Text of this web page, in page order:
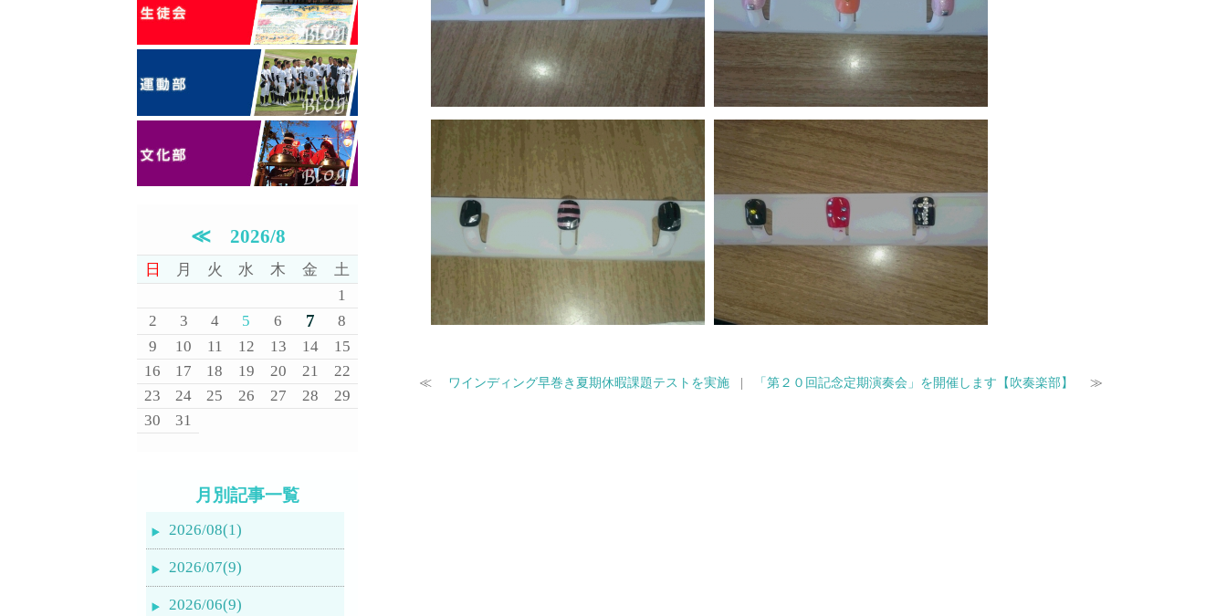
≪ ワインディング早巻き夏期休暇課題テストを実施| 「第２０回記念定期演奏会」を開催します【吹奏楽部】 ≫
≪2026/8
日 月 火 水 木 金
土
1
2
3 4 5 6 7
8
9
10 11 12 13 14
15
16
17 18 19 20 21
22
23
24 25 26 27 28
29
30
31
月別記事一覧
2026/08(1)
2026/07(9)
2026/06(9)